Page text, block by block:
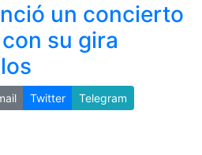
un concierto
su gira
Twitter Telegram